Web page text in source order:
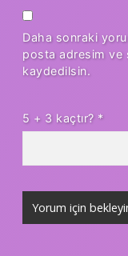
Daha sonraki
posta adresim ve
kaydedilsin.
5 + 3 kaçtır? *